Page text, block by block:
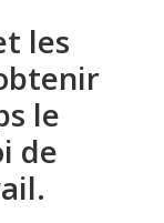
les
le
de